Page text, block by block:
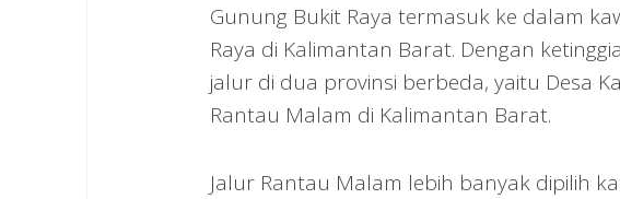
Gunung Bukit Raya termasuk ke dalam
Raya di Kalimantan Barat. Dengan
jalur di dua provinsi berbeda, yaitu Desa
Rantau Malam di Kalimantan Barat.
Jalur Rantau Malam lebih banyak dipilih